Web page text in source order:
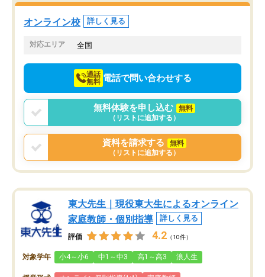
塾を受けています。狙い通り、少しず
つ成績も上がり、苦手意識も無くなっ
てきたので、さらに苦手な数学も追加
でお願いしました。来年の高校受験に
オンライン校 詳しく見る
対応エリア 全国
通話
無料 電話で問い合わせする
無料体験を申し込む
無料
（リストに追加する）
資料を請求する
無料
（リストに追加する）
東大先生｜現役東大生によるオンライン
家庭教師・個別指導
詳しく見る
評価 4.2 （10件）
対象学年 小4～小6 中1～中3 高1～高3 浪人生